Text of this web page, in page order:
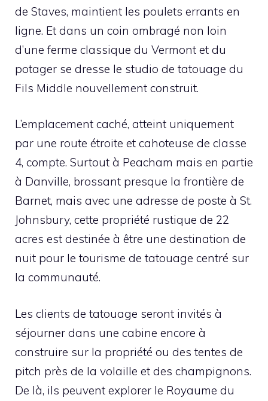
de Staves, maintient les poulets errants en
ligne. Et dans un coin ombragé non loin
d’une ferme classique du Vermont et du
potager se dresse le studio de tatouage du
Fils Middle nouvellement construit.
L’emplacement caché, atteint uniquement
par une route étroite et cahoteuse de classe
4, compte. Surtout à Peacham mais en partie
à Danville, brossant presque la frontière de
Barnet, mais avec une adresse de poste à St.
Johnsbury, cette propriété rustique de 22
acres est destinée à être une destination de
nuit pour le tourisme de tatouage centré sur
la communauté.
Les clients de tatouage seront invités à
séjourner dans une cabine encore à
construire sur la propriété ou des tentes de
pitch près de la volaille et des champignons.
De là, ils peuvent explorer le Royaume du